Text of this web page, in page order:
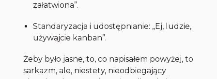
załatwiona”.
Standaryzacja i udostępnianie: „Ej, ludzie,
używajcie kanban”.
Żeby było jasne, to, co napisałem powyżej, to
sarkazm, ale, niestety, nieodbiegający